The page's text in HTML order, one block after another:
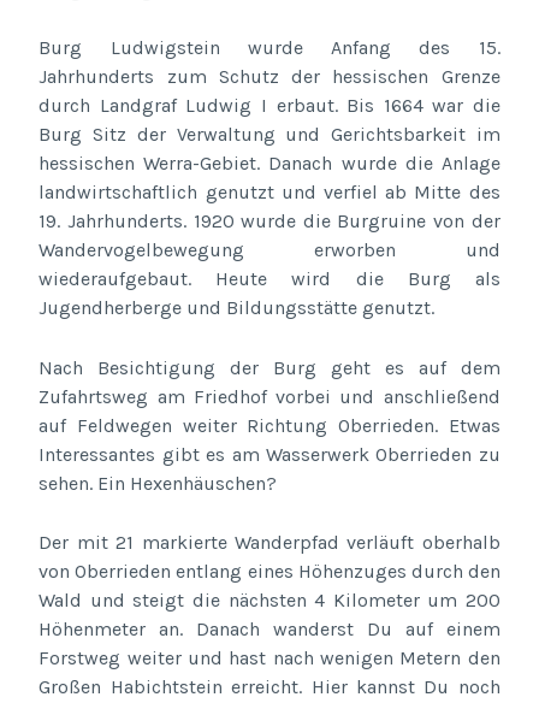
Burg Ludwigstein wurde Anfang des 15.
Jahrhunderts zum Schutz der hessischen Grenze
durch Landgraf Ludwig I erbaut. Bis 1664 war die
Burg Sitz der Verwaltung und Gerichtsbarkeit im
hessischen Werra-Gebiet. Danach wurde die Anlage
landwirtschaftlich genutzt und verfiel ab Mitte des
19. Jahrhunderts. 1920 wurde die Burgruine von der
Wandervogelbewegung erworben und
wiederaufgebaut. Heute wird die Burg als
Jugendherberge und Bildungsstätte genutzt.
Nach Besichtigung der Burg geht es auf dem
Zufahrtsweg am Friedhof vorbei und anschließend
auf Feldwegen weiter Richtung Oberrieden. Etwas
Interessantes gibt es am Wasserwerk Oberrieden zu
sehen. Ein Hexenhäuschen?
Der mit 21 markierte Wanderpfad verläuft oberhalb
von Oberrieden entlang eines Höhenzuges durch den
Wald und steigt die nächsten 4 Kilometer um 200
Höhenmeter an. Danach wanderst Du auf einem
Forstweg weiter und hast nach wenigen Metern den
Großen Habichtstein erreicht. Hier kannst Du noch